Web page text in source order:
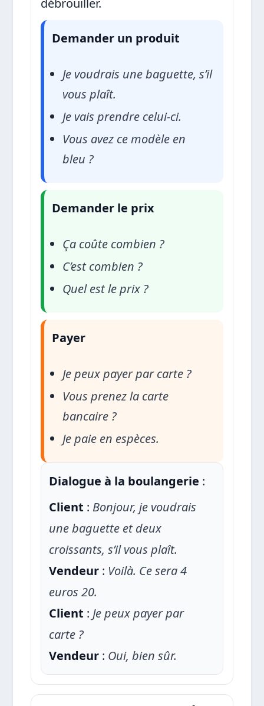
Demander un produit
Je voudrais une baguette, s’il
vous plaît.
Je vais prendre celui-ci.
Vous avez ce modèle en
bleu ?
Demander le prix
Ça coûte combien ?
C’est combien ?
Quel est le prix ?
Payer
Je peux payer par carte ?
Vous prenez la carte
bancaire ?
Je paie en espèces.
Dialogue à la boulangerie :
Client : Bonjour, je voudrais
une baguette et deux
croissants, s’il vous plaît.
Vendeur : Voilà. Ce sera 4
euros 20.
Client : Je peux payer par
carte ?
Vendeur : Oui, bien sûr.